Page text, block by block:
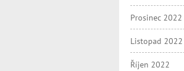
Prosinec 2022
Listopad 2022
Říjen 2022